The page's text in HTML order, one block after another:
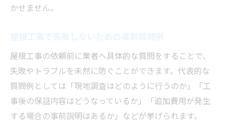
かせません。
屋根工事の依頼前に業者へ具体的な質問をすることで、
失敗やトラブルを未然に防ぐことができます。代表的な
質問例としては「現地調査はどのように行うのか」「工
事後の保証内容はどうなっているか」「追加費用が発生
する場合の事前説明はあるか」などが挙げられます。